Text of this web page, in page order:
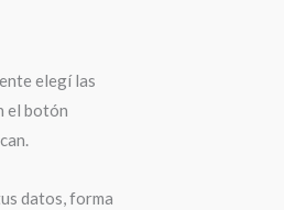
elegí las
el botón
datos, forma